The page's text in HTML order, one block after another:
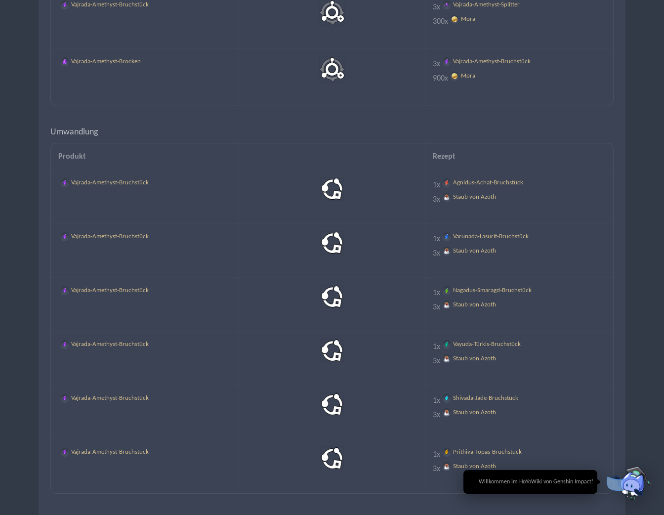
🎉 Willkommen im HoYoWiki von Genshin Impact!
Vajrada-Amethyst-Bruchstück 3x Vajrada-Amethyst-Splitter
300x Mora
Vajrada-Amethyst-Brocken 3x Vajrada-Amethyst-Bruchstück
900x Mora
Umwandlung
Produkt Rezept
Vajrada-Amethyst-Bruchstück 1x Agnidus-Achat-Bruchstück
3x Staub von Azoth
Vajrada-Amethyst-Bruchstück 1x Varunada-Lasurit-Bruchstück
3x Staub von Azoth
Vajrada-Amethyst-Bruchstück 1x Nagadus-Smaragd-Bruchstück
3x Staub von Azoth
Vajrada-Amethyst-Bruchstück 1x Vayuda-Türkis-Bruchstück
3x Staub von Azoth
Vajrada-Amethyst-Bruchstück 1x Shivada-Jade-Bruchstück
3x Staub von Azoth
Vajrada-Amethyst-Bruchstück 1x Prithiva-Topas-Bruchstück
3x Staub von Azoth